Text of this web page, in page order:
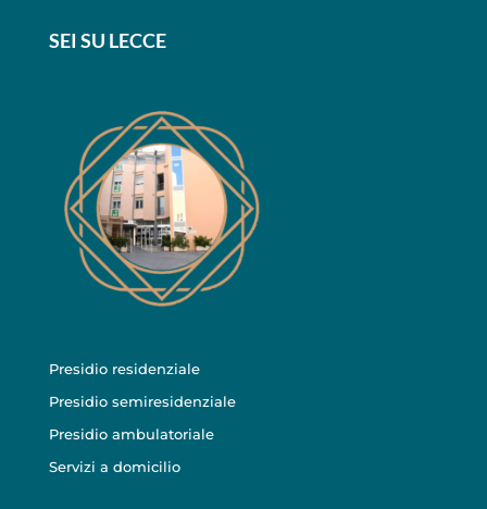
SEI SU LECCE
Presidio residenziale
Presidio semiresidenziale
Presidio ambulatoriale
Servizi a domicilio